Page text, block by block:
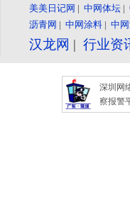
美美日记网 | 中网体坛 |
沥青网 | 中网涂料 | 中
汉龙网 | 行业资
深圳网
察报警